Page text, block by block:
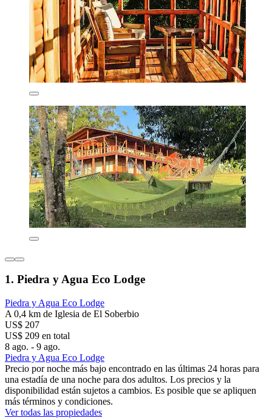
1. Piedra y Agua Eco Lodge
Piedra y Agua Eco Lodge
A 0,4 km de Iglesia de El Soberbio
US$ 207
US$ 209 en total
8 ago. - 9 ago.
Piedra y Agua Eco Lodge
Precio por noche más bajo encontrado en las últimas 24 horas para
una estadía de una noche para dos adultos. Los precios y la
disponibilidad están sujetos a cambios. Es posible que se apliquen
más términos y condiciones.
Ver todas las propiedades